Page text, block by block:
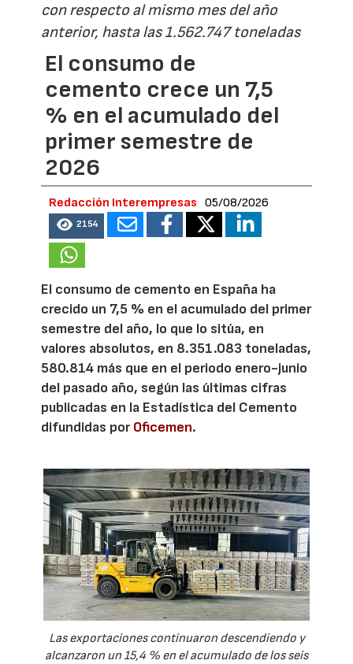
con respecto al mismo mes del año
anterior, hasta las 1.562.747 toneladas
El consumo de
cemento crece un 7,5
% en el acumulado del
primer semestre de
2026
Redacción Interempresas 05/08/2026
2154
El consumo de cemento en España ha
crecido un 7,5 % en el acumulado del primer
semestre del año, lo que lo sitúa, en
valores absolutos, en 8.351.083 toneladas,
580.814 más que en el periodo enero-junio
del pasado año, según las últimas cifras
publicadas en la Estadística del Cemento
difundidas porOficemen.
Las exportaciones continuaron descendiendo y
alcanzaron un 15,4 % en el acumulado de los seis